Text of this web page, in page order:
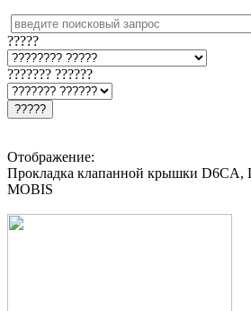
?????
??????? ??????
?????
Отображение:
Прокладка клапанной крышки D6CA,
MOBIS